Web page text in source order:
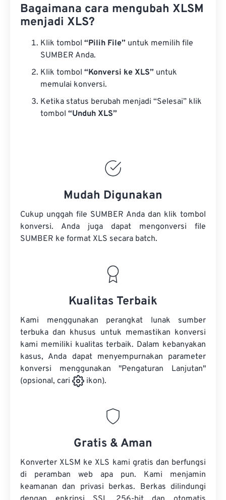
Bagaimana cara mengubah XLSM
menjadi XLS?
Klik tombol “Pilih File” untuk memilih file
SUMBER Anda.
Klik tombol “Konversi ke XLS” untuk
memulai konversi.
Ketika status berubah menjadi “Selesai” klik
tombol “Unduh XLS”
Mudah Digunakan
Cukup unggah file SUMBER Anda dan klik tombol
konversi. Anda juga dapat mengonversi file
SUMBER ke format XLS secara batch.
Kualitas Terbaik
Kami menggunakan perangkat lunak sumber
terbuka dan khusus untuk memastikan konversi
kami memiliki kualitas terbaik. Dalam kebanyakan
kasus, Anda dapat menyempurnakan parameter
konversi menggunakan "Pengaturan Lanjutan"
(opsional, cari
ikon).
Gratis & Aman
Konverter XLSM ke XLS kami gratis dan berfungsi
di peramban web apa pun. Kami menjamin
keamanan dan privasi berkas. Berkas dilindungi